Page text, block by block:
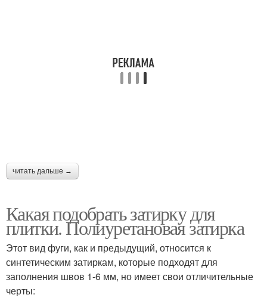
читать дальше →
Какая подобрать затирку для
плитки. Полиуретановая затирка
Этот вид фуги, как и предыдущий, относится к
синтетическим затиркам, которые подходят для
заполнения швов 1-6 мм, но имеет свои отличительные
черты: